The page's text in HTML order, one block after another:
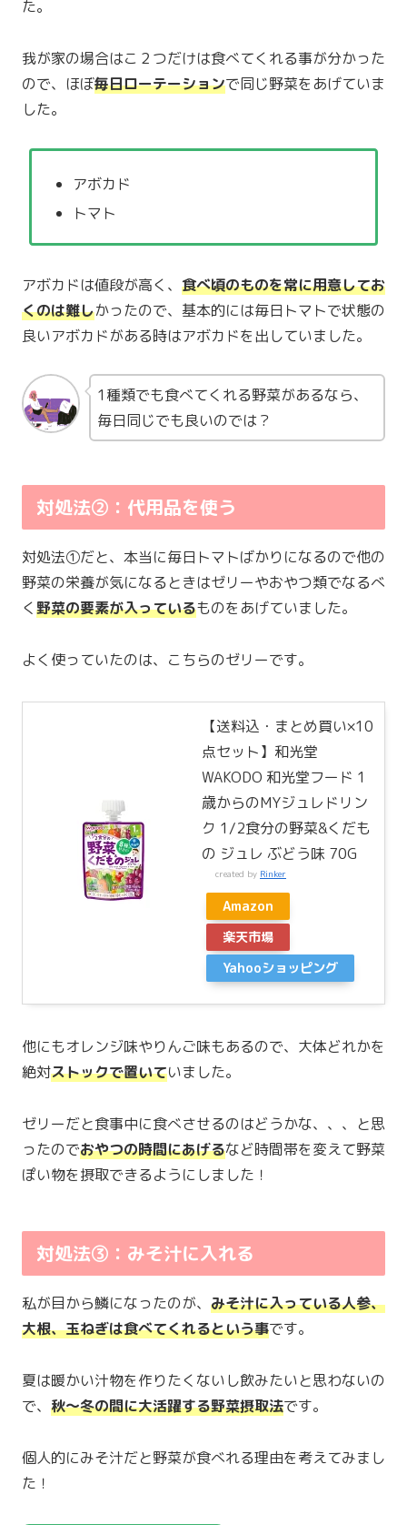
た。
我が家の場合はこ２つだけは食べてくれる事が分かった
ので、ほぼ毎日ローテーションで同じ野菜をあげていま
した。
アボカド
トマト
アボカドは値段が高く、 食べ頃のものを常に用意してお
くのは難しかったので、基本的には毎日トマトで状態の
良いアボカドがある時はアボカドを出していました。
1種類でも食べてくれる野菜があるなら、
毎日同じでも良いのでは？
対処法②：代用品を使う
対処法①だと、本当に毎日トマトばかりになるので他の
野菜の栄養が気になるときはゼリーやおやつ類でなるべ
く野菜の要素が入っているものをあげていました。
よく使っていたのは、こちらのゼリーです。
【送料込・まとめ買い×10
点セット】和光堂
WAKODO 和光堂フード 1
歳からのMYジュレドリン
ク 1/2食分の野菜&くだも
の ジュレ ぶどう味 70G
created by Rinker
Amazon
楽天市場
Yahooショッピング
他にもオレンジ味やりんご味もあるので、大体どれかを
絶対ストックで置いていました。
ゼリーだと食事中に食べさせるのはどうかな、、、と思
ったのでおやつの時間にあげるなど時間帯を変えて野菜
ぽい物を摂取できるようにしました！
対処法③：みそ汁に入れる
私が目から鱗になったのが、 みそ汁に入っている人参、
大根、玉ねぎは食べてくれるという事です。
夏は暖かい汁物を作りたくないし飲みたいと思わないの
で、 秋〜冬の間に大活躍する野菜摂取法です。
個人的にみそ汁だと野菜が食べれる理由を考えてみまし
た！